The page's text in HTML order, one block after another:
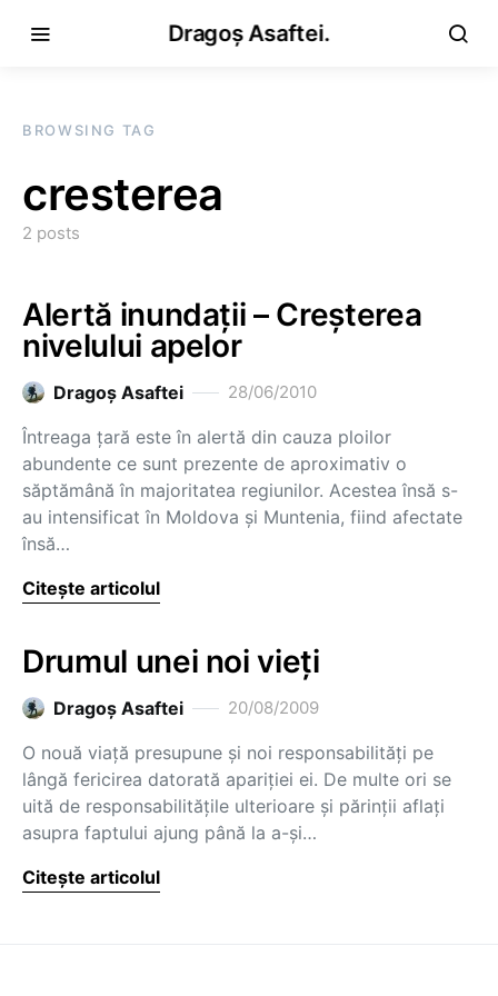
Dragoș Asaftei.
BROWSING TAG
cresterea
2 posts
Alertă inundaţii – Creşterea
nivelului apelor
Dragoş Asaftei 28/06/2010
Întreaga ţară este în alertă din cauza ploilor
abundente ce sunt prezente de aproximativ o
săptămână în majoritatea regiunilor. Acestea însă s-
au intensificat în Moldova şi Muntenia, fiind afectate
însă…
Citește articolul
Drumul unei noi vieţi
Dragoş Asaftei 20/08/2009
O nouă viaţă presupune şi noi responsabilităţi pe
lângă fericirea datorată apariţiei ei. De multe ori se
uită de responsabilităţile ulterioare şi părinţii aflaţi
asupra faptului ajung până la a-şi…
Citește articolul